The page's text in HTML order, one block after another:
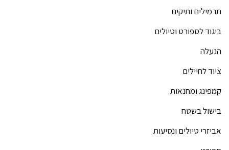
תרמילים ותיקים
ביגוד לספורט וטיולים
הנעלה
ציוד לחיילים
קמפינג ומחנאות
בישול בשטח
אביזרי טיולים ונסיעות